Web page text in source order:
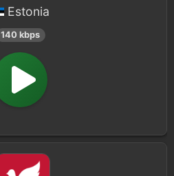
Estonia
140 kbps